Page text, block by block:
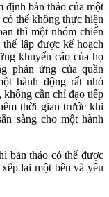
bản thảo của một
thể không thực hiện
thì một nhóm chiến
lập được kế hoạch
khuyến cáo của họ
phản ứng của quần
hành động rất nhỏ
cần chỉ đạo tiếp
thời gian trước khi
sàng cho một hành
bản thảo có thể được
lại một bên và yêu